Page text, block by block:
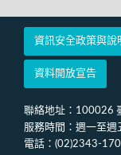
資訊安全政策與說
資料開放宣告
聯絡地址：100026
服務時間：週一至
電話：(02)2343-